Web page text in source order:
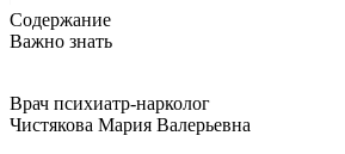
Содержание
Важно знать
Врач психиатр-нарколог
Чистякова Мария Валерьевна